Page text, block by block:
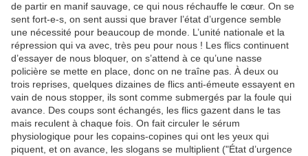
de partir en manif sauvage, ce qui nous réchauffe le cœur. On se
sent fort-e-s, on sent aussi que braver l’état d’urgence semble
une nécessité pour beaucoup de monde. L’unité nationale et la
répression qui va avec, très peu pour nous ! Les flics continuent
d’essayer de nous bloquer, on s’attend à ce qu’une nasse
policière se mette en place, donc on ne traîne pas. À deux ou
trois reprises, quelques dizaines de flics anti-émeute essayent en
vain de nous stopper, ils sont comme submergés par la foule qui
avance. Des coups sont échangés, les flics gazent dans le tas
mais reculent à chaque fois. On fait circuler le sérum
physiologique pour les copains-copines qui ont les yeux qui
piquent, et on avance, les slogans se multiplient ("État d’urgence